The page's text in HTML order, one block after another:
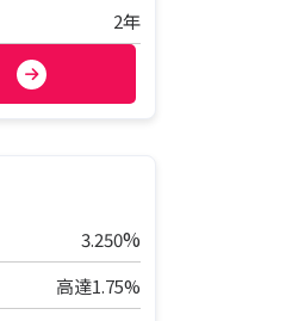
2年
3.250%
高達1.75%